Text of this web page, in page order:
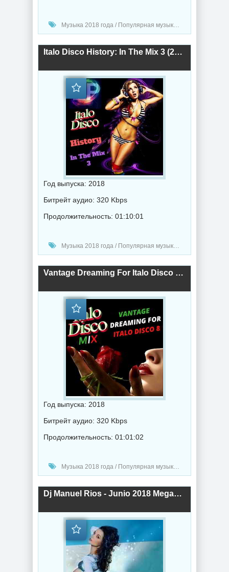
Музыка 2018 года / Популярная музыка / Диско музыка
Italo Disco History: In The Mix 3 (2018) торрент
Год выпуска: 2018
Битрейт аудио: 320 Kbps
Продолжительность: 01:10:01
Музыка 2018 года / Популярная музыка / Диско музыка
Vantage Dreaming For Italo Disco 8 (2018) торрент
Год выпуска: 2018
Битрейт аудио: 320 Kbps
Продолжительность: 01:01:02
Музыка 2018 года / Популярная музыка / Электронная музыка / Диско музыка
Dj Manuel Rios - Junio 2018 Megamix (2018) торрент